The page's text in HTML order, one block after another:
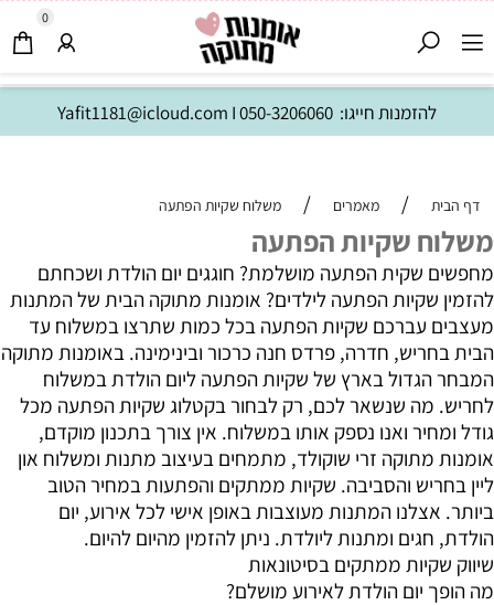
להזמנות חייגו: Yafit1181@icloud.com I050-3206060
0
דף הבית / מאמרים / משלוח שקיות הפתעה
משלוח שקיות הפתעה
מחפשים שקית הפתעה מושלמת? חוגגים יום הולדת ושכחתם
להזמין שקיות הפתעה לילדים? אומנות מתוקה הבית של המתנות
מעצבים עברכם שקיות הפתעה בכל כמות שתרצו במשלוח עד
הבית בחריש, חדרה, פרדס חנה כרכור ובינימינה. באומנות מתוקה
המבחר הגדול בארץ של שקיות הפתעה ליום הולדת במשלוח
לחריש. מה שנשאר לכם, רק לבחור בקטלוג שקיות הפתעה מכל
גודל ומחיר ואנו נספק אותו במשלוח. אין צורך בתכנון מוקדם,
אומנות מתוקה זרי שוקולד, מתמחים בעיצוב מתנות ומשלוח און
ליין בחריש והסביבה. שקיות ממתקים והפתעות במחיר הטוב
ביותר. אצלנו המתנות מעוצבות באופן אישי לכל אירוע, יום
הולדת, חגים ומתנות ליולדת. ניתן להזמין מהיום להיום.
שיווק שקיות ממתקים בסיטונאות
מה הופך יום הולדת לאירוע מושלם?